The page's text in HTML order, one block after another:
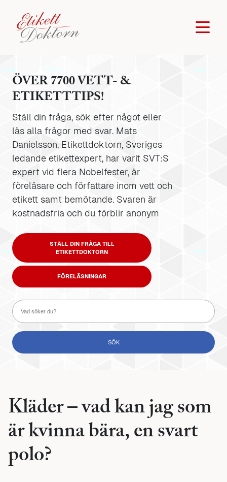
ÖVER 7700 VETT- &
ETIKETTTIPS!
Ställ din fråga, sök efter något eller
läs alla frågor med svar. Mats
Danielsson, Etikettdoktorn, Sveriges
ledande etikettexpert, har varit SVT:S
expert vid flera Nobelfester, är
föreläsare och författare inom vett och
etikett samt bemötande. Svaren är
kostnadsfria och du förblir anonym
STÄLL DIN FRÅGA TILL
ETIKETTDOKTORN
FÖRELÄSNINGAR
Kläder – vad kan jag som
är kvinna bära, en svart
polo?